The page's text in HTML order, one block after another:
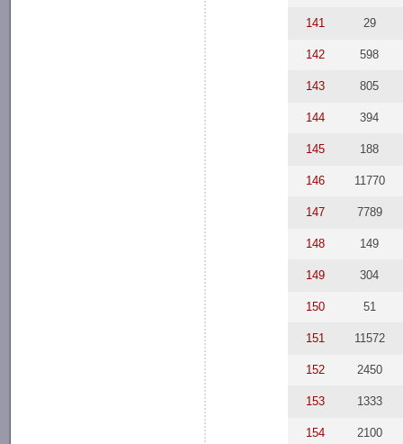
141 29
142 598
143 805
144 394
145 188
146 11770
147 7789
148 149
149 304
150 51
151 11572
152 2450
153 1333
154 2100